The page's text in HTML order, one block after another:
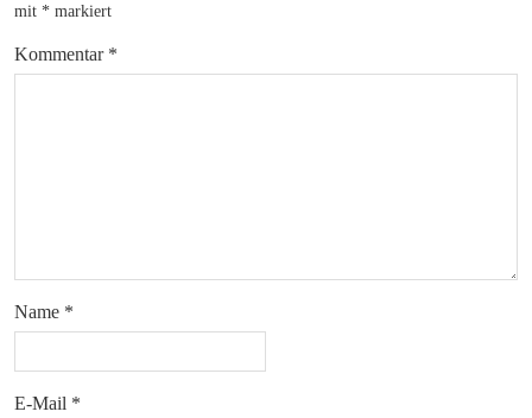
mit * markiert
Kommentar *
Name *
E-Mail *